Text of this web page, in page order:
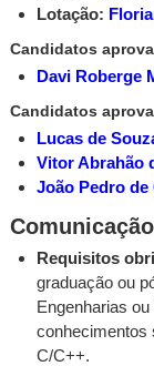
Lotação:
Candidatos
Davi Roberge
Candidatos
Lucas de
Vitor Abrahão
João Pedro
Requisitos
graduação ou
Engenharias
conhecimentos
C/C++.